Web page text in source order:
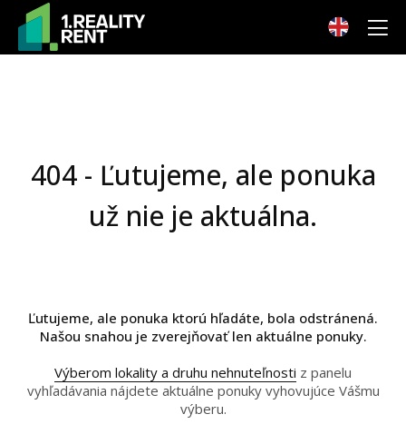
404 - Ľutujeme, ale ponuka
už nie je aktuálna.
Ľutujeme, ale ponuka ktorú hľadáte, bola odstránená.
Našou snahou je zverejňovať len aktuálne ponuky.
Výberom lokality a druhu nehnuteľnosti z panelu
vyhľadávania nájdete aktuálne ponuky vyhovujúce Vášmu
výberu.